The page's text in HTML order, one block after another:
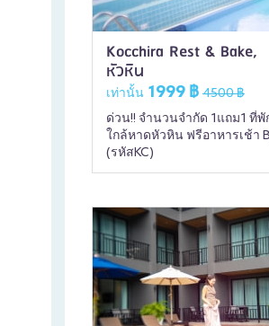
Kocchira Rest & Bake,
หัวหิน
เท่านั้น 1999 ฿ 4500 ฿
ด่วน!! จำนวนจำกัด 1แถม1 ที่
ใกล้หาดหัวหิน ฟรีอาหารเช้า
(รหัสKC)